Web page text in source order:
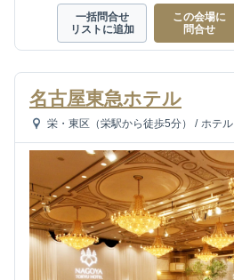
一括問合せ
リストに追加
この会場に
問合せ
名古屋東急ホテル
栄・東区（栄駅から徒歩5分） / ホテル